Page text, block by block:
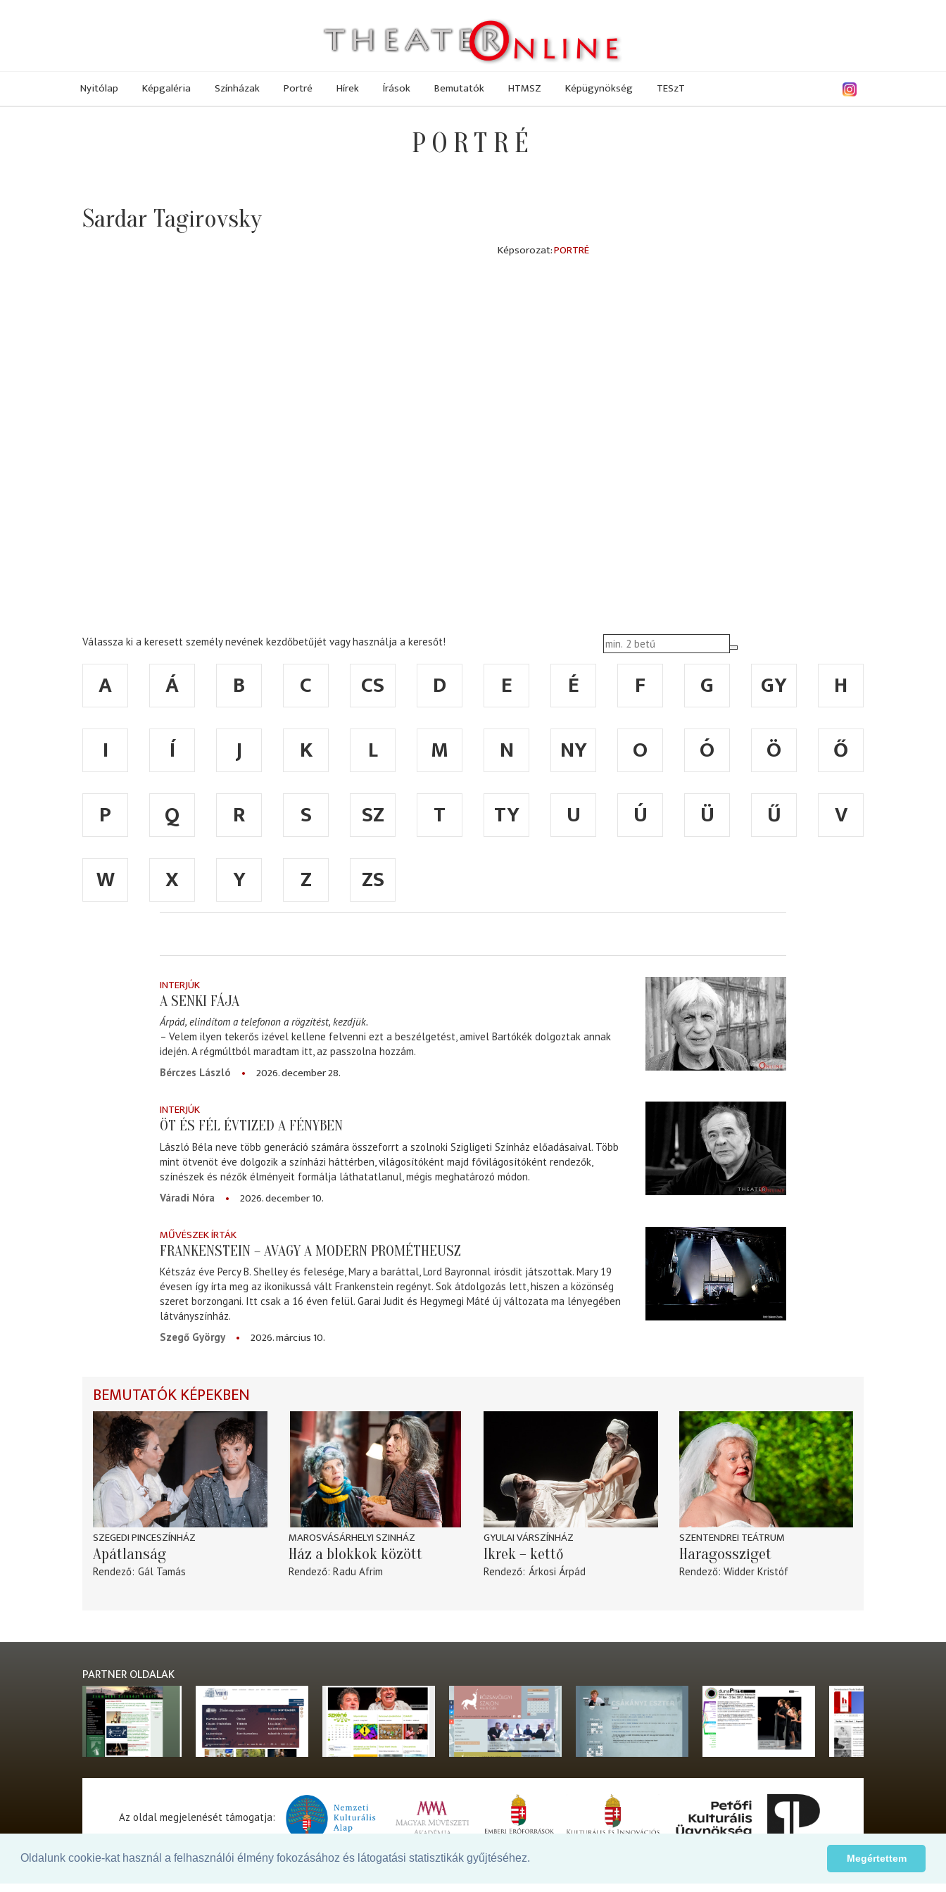
Oldalunk cookie-kat használ a felhasználói élmény fokozásához és látogatási statisztikák gyűjtéséhez. Megértettem
Nyitólap Képgaléria Színházak Portré Hírek Írások Bemutatók HTMSZ Képügynökség TESzT
PORTRÉ
Sardar Tagirovsky
PORTRÉ
Válassza ki a keresett személy nevének kezdőbetűjét vagy használja a keresőt!
A Á B C CS D E É F G GY
H
I
Í J K L M N NY O Ó Ö
Ő
P
Q R S SZ T TY U Ú Ü Ű
V
W
X Y Z ZS
INTERJÚK
A SENKI FÁJA
Árpád, elindítom a telefonon a rögzítést, kezdjük.
– Velem ilyen tekerős izével kellene felvenni ezt a beszélgetést, amivel Bartókék dolgoztak annak
idején. A régmúltból maradtam itt, az passzolna hozzám.
Bérczes László
2026. december 28.
INTERJÚK
ÖT ÉS FÉL ÉVTIZED A FÉNYBEN
László Béla neve több generáció számára összeforrt a szolnoki Szigligeti Színház előadásaival. Több
mint ötvenöt éve dolgozik a színházi háttérben, világosítóként majd fővilágosítóként rendezők,
színészek és nézők élményeit formálja láthatatlanul, mégis meghatározó módon.
Váradi Nóra
2026. december 10.
MŰVÉSZEK ÍRTÁK
FRANKENSTEIN – AVAGY A MODERN PROMÉTHEUSZ
Kétszáz éve Percy B. Shelley és felesége, Mary a baráttal, Lord Bayronnal írósdit játszottak. Mary 19
évesen így írta meg az ikonikussá vált Frankenstein regényt. Sok átdolgozás lett, hiszen a közönség
szeret borzongani. Itt csak a 16 éven felül. Garai Judit és Hegymegi Máté új változata ma lényegében
látványszínház.
Szegő György
2026. március 10.
BEMUTATÓK KÉPEKBEN
SZEGEDI PINCESZÍNHÁZ
Apátlanság
Rendező Gál Tamás
MAROSVÁSÁRHELYI SZINHÁZ
Ház a blokkok között
Rendező Radu Afrim
GYULAI VÁRSZÍNHÁZ
Ikrek – kettő
Rendező Árkosi Árpád
SZENTENDREI TEÁTRUM
Haragossziget
Rendező Widder Kristóf
PARTNER OLDALAK
Az oldal megjelenését támogatja: